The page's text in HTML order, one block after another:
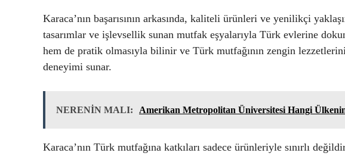
Karaca’nın başarısının arkasında, kaliteli ürünleri ve yenilikçi
tasarımlar ve işlevsellik sunan mutfak eşyalarıyla Türk evlerine
hem de pratik olmasıyla bilinir ve Türk mutfağının zengin
deneyimi sunar.
NERENİN MALI: Amerikan Metropolitan Üniversitesi Hangi
Karaca’nın Türk mutfağına katkıları sadece ürünleriyle sınırlı